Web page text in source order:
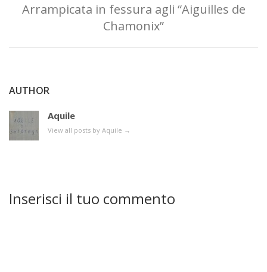
Arrampicata in fessura agli “Aiguilles de
Chamonix”
AUTHOR
Aquile
View all posts by Aquile →
Inserisci il tuo commento